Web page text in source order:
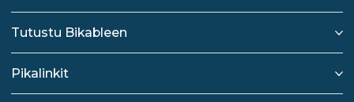
Tutustu Bikableen
Pikalinkit